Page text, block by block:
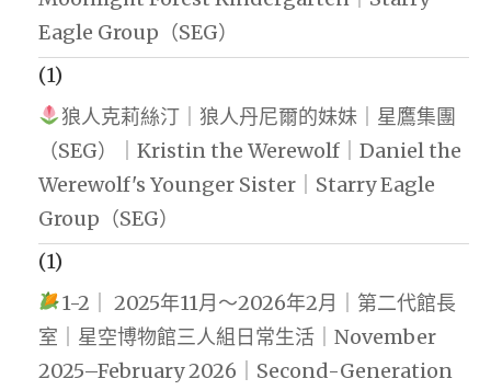
Eagle Group（SEG）
(1)
狼人克莉絲汀｜狼人丹尼爾的妹妹｜星鷹集團
（SEG）｜Kristin the Werewolf｜Daniel the
Werewolf's Younger Sister｜Starry Eagle
Group（SEG）
(1)
1-2｜ 2025年11月～2026年2月｜第二代館長
室｜星空博物館三人組日常生活｜November
2025–February 2026｜Second-Generation